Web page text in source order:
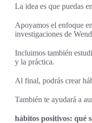
La idea es que puedas
Apoyamos el enfoque
investigaciones de
Incluimos también
y la práctica.
Al final, podrás crear
También te ayudará a
hábitos positivos: qué